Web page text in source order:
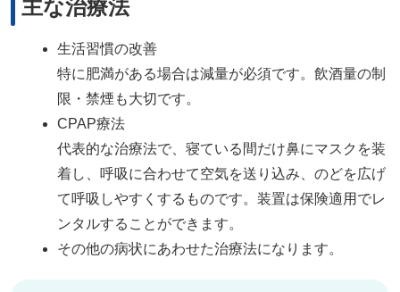
主な治療法
生活習慣の改善
特に肥満がある場合は減量が必須です。飲酒量の制
限・禁煙も大切です。
CPAP療法
代表的な治療法で、寝ている間だけ鼻にマスクを装
着し、呼吸に合わせて空気を送り込み、のどを広げ
て呼吸しやすくするものです。装置は保険適用でレ
ンタルすることができます。
その他の病状にあわせた治療法になります。